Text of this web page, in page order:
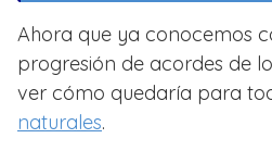
Ahora que ya conocemos
progresión de acordes de
ver cómo quedaría para
naturales.